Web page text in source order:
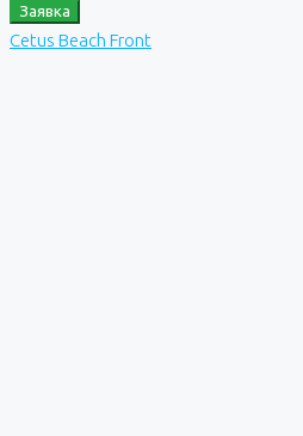
Заявка
Cetus Beach Front